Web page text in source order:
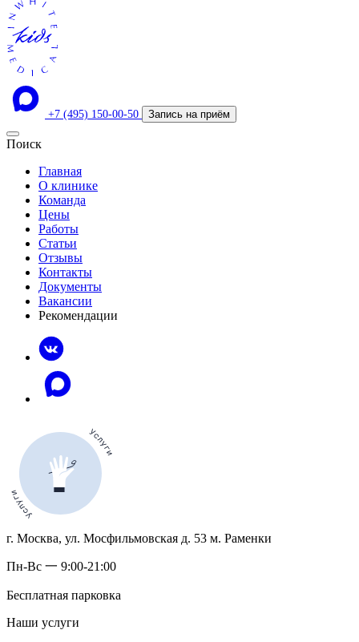
+7 (495) 150-00-50 Запись на приём
Поиск
Главная
О клинике
Команда
Цены
Работы
Статьи
Отзывы
Контакты
Документы
Вакансии
Рекомендации
г. Москва, ул. Мосфильмовская д. 53 м. Раменки
Пн-Вс 一 9:00-21:00
Бесплатная парковка
Наши услуги